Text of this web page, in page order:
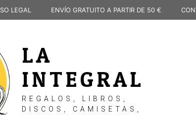
LEGAL ENVÍO GRATUITO A PARTIR DE 50 €
LA
INTEGRAL
REGALOS, LIBROS,
DISCOS, CAMISETAS,